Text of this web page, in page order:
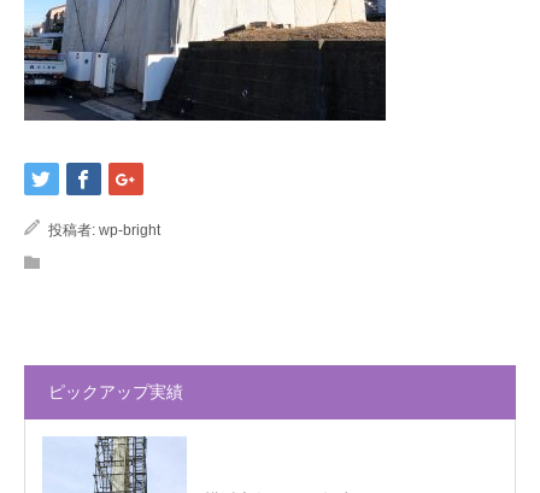
投稿者: wp-bright
ピックアップ実績
会社概要